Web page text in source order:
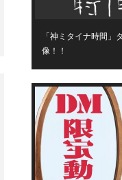
「神ミタイナ時間」
像！！